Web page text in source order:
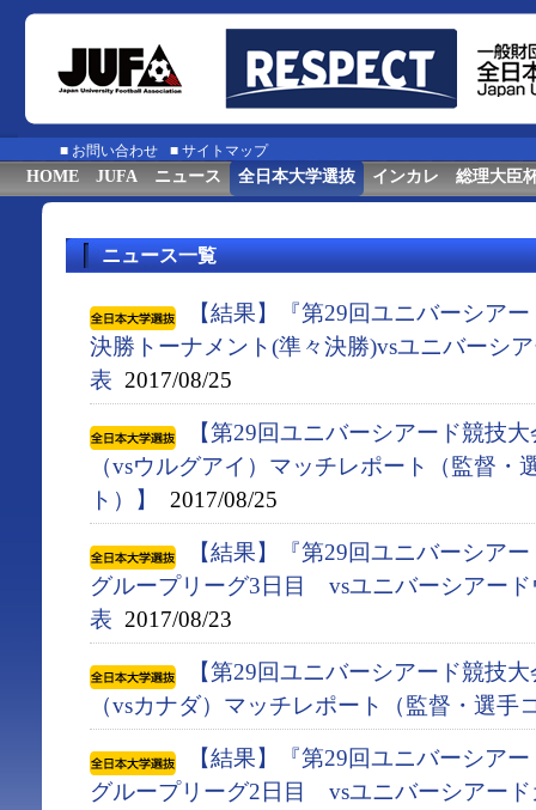
■ お問い合わせ ■ サイトマップ
HOME JUFA ニュース 全日本大学選抜 インカレ 総理大臣
ニュース一覧
【結果】『第29回ユニバーシア
決勝トーナメント(準々決勝)vsユニバーシ
表 2017/08/25
【第29回ユニバーシアード競技
（vsウルグアイ）マッチレポート（監督・
ト）】
2017/08/25
【結果】『第29回ユニバーシア
グループリーグ3日目 vsユニバーシアード
表 2017/08/23
【第29回ユニバーシアード競技
（vsカナダ）マッチレポート（監督・選手
【結果】『第29回ユニバーシア
グループリーグ2日目 vsユニバーシアード